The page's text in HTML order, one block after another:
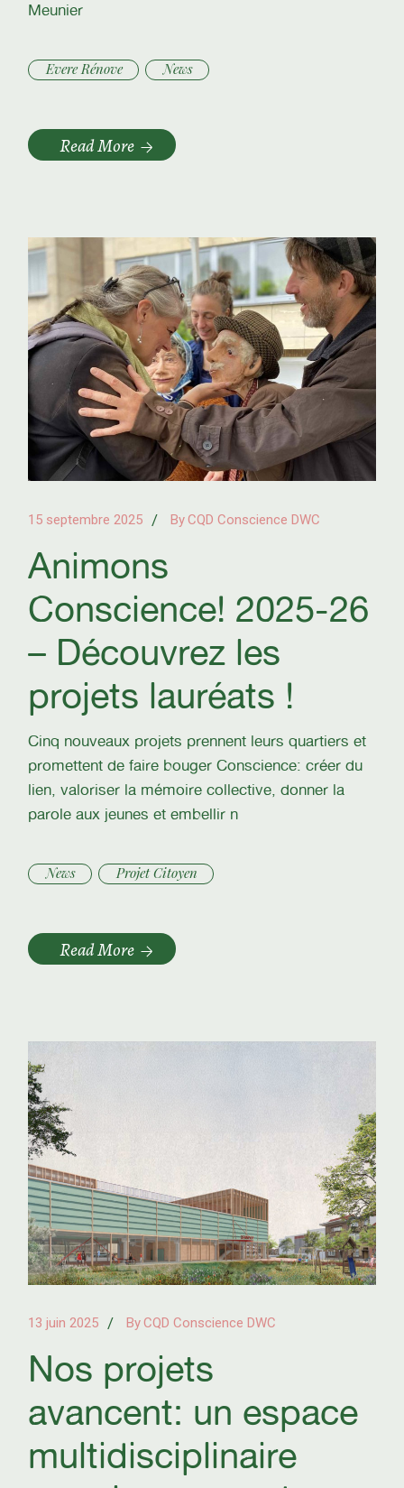
Meunier
Evere Rénove News
Read More
15 septembre 2025 ByCQD Conscience DWC
Animons
Conscience! 2025-26
– Découvrez les
projets lauréats !
Cinq nouveaux projets prennent leurs quartiers et
promettent de faire bouger Conscience: créer du
lien, valoriser la mémoire collective, donner la
parole aux jeunes et embellir n
News Projet Citoyen
Read More
13 juin 2025 ByCQD Conscience DWC
Nos projets
avancent: un espace
multidisciplinaire